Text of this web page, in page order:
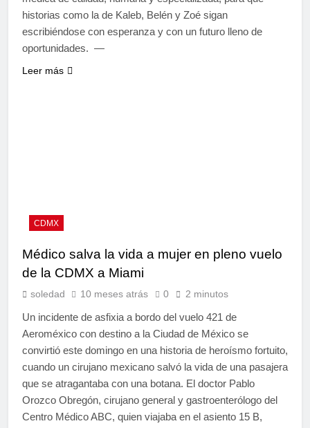
historias como la de Kaleb, Belén y Zoé sigan
escribiéndose con esperanza y con un futuro lleno de
oportunidades. —
Leer más
CDMX
Médico salva la vida a mujer en pleno vuelo
de la CDMX a Miami
soledad 10 meses atrás 0 2 minutos
Un incidente de asfixia a bordo del vuelo 421 de
Aeroméxico con destino a la Ciudad de México se
convirtió este domingo en una historia de heroísmo fortuito,
cuando un cirujano mexicano salvó la vida de una pasajera
que se atragantaba con una botana. El doctor Pablo
Orozco Obregón, cirujano general y gastroenterólogo del
Centro Médico ABC, quien viajaba en el asiento 15 B,